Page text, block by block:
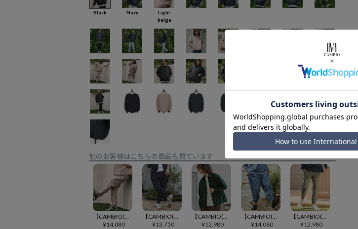
Black Navy
Light
beige
他のお客様はこちらの商品も見ています
【CAMBIO(カンビオ)】オニオンキルトパンツ(CMB-R0166)
¥14,080
【CAMBIO(カンビオ)】リラックスポンチテーパードパンツ(CMB-R0191)
¥13,750
【CAMBIO(カンビオ)】ストレッチジャガードジップシャツ(CMB-R0218)
¥12,980
【CAMBIO(カンビオ)】コットンリネンストライプバルーンパンツ(CMB-R0194)
¥14,080
【CAMBIO(カンビオ)】ストレッチナイロンテーパードジョガーパンツ(CMB-R0196)
¥12,980